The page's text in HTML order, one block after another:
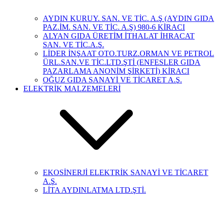
AYDIN KURUY. SAN. VE TİC. A.Ş (AYDIN GIDA
PAZ.İM. SAN. VE TİC. A.Ş) 980-6 KİRACI
ALYAN GIDA ÜRETİM İTHALAT İHRACAT
SAN. VE TİC.A.Ş.
LİDER İNŞAAT OTO.TURZ.ORMAN VE PETROL
ÜRL.SAN.VE TİC.LTD.ŞTİ (ENFESLER GIDA
PAZARLAMA ANONİM ŞİRKETİ) KİRACI
OĞUZ GIDA SANAYİ VE TİCARET A.Ş.
ELEKTRİK MALZEMELERİ
EKOSİNERJİ ELEKTRİK SANAYİ VE TİCARET
A.Ş.
LİTA AYDINLATMA LTD.ŞTİ.